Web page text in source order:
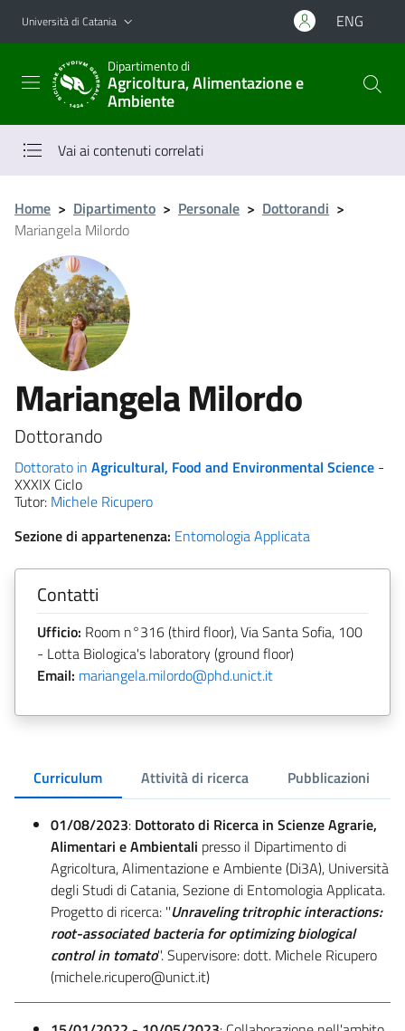
Vai al contenuto principale
Vai al menu di navigazione
Università di Catania ENG
Dipartimento di
Agricoltura, Alimentazione e
Ambiente
Vai ai contenuti correlati
Home > Dipartimento > Personale > Dottorandi >
Mariangela Milordo
Mariangela Milordo
Dottorando
Dottorato in Agricultural, Food and Environmental Science -
XXXIX Ciclo
Tutor: Michele Ricupero
Sezione di appartenenza: Entomologia Applicata
Contatti
Ufficio: Room n°316 (third floor), Via Santa Sofia, 100
- Lotta Biologica's laboratory (ground floor)
Email: mariangela.milordo@phd.unict.it
Curriculum Attività di ricerca Pubblicazioni
01/08/2023: Dottorato di Ricerca in Scienze Agrarie,
Alimentari e Ambientali presso il Dipartimento di
Agricoltura, Alimentazione e Ambiente (Di3A), Università
degli Studi di Catania, Sezione di Entomologia Applicata.
Progetto di ricerca: ''Unraveling tritrophic interactions:
root-associated bacteria for optimizing biological
control in tomato''. Supervisore: dott. Michele Ricupero
(michele.ricupero@unict.it)